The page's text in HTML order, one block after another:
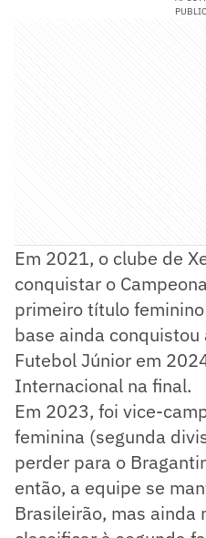
Em 2021, o clube de
conquistar o
primeiro título
base ainda conquistou
Futebol Júnior em
Internacional na final.
Em 2023, foi vice-
feminina (segunda
perder para o
então, a equipe se
Brasileirão, mas ainda